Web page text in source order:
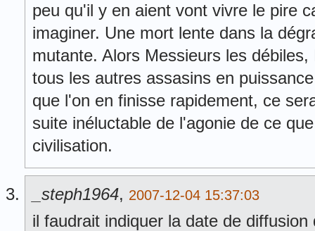
peu qu'il y en aient vont vivre le pire
imaginer. Une mort lente dans la
mutante. Alors Messieurs les
tous les autres assasins en
que l'on en finisse rapidement, ce
suite inéluctable de l'agonie de ce
civilisation.
_steph1964, 2007-12-04 15:37:03
il faudrait indiquer la date de diffusion